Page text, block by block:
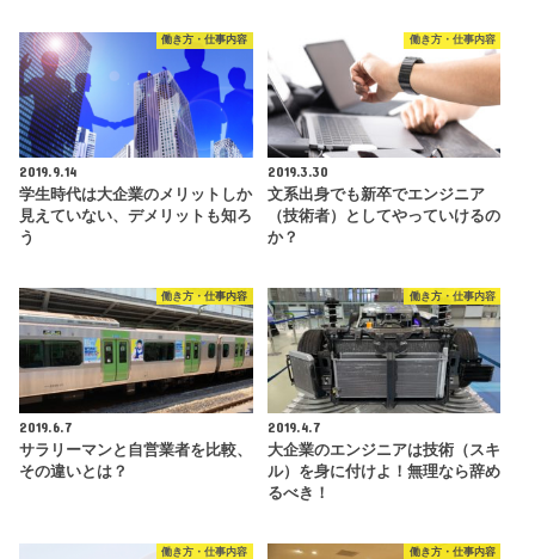
働き方・仕事内容
2019.9.14
学生時代は大企業のメリットしか
見えていない、デメリットも知ろ
う
働き方・仕事内容
2019.3.30
文系出身でも新卒でエンジニア
（技術者）としてやっていけるの
か？
働き方・仕事内容
2019.6.7
サラリーマンと自営業者を比較、
その違いとは？
働き方・仕事内容
2019.4.7
大企業のエンジニアは技術（スキ
ル）を身に付けよ！無理なら辞め
るべき！
働き方・仕事内容 働き方・仕事内容